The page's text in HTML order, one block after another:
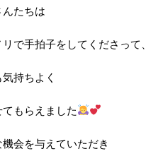
んたちは
リで手拍子をしてくださって、
持ちよく
てもらえました
会を与えていただき